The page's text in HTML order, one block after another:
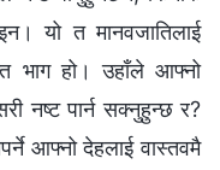
यो त मानवजातिलाई
भाग हो। उहाँले आफ्नो
नष्ट पार्न सक्‍नुहुन्छ र?
आफ्नो देहलाई वास्तवमै